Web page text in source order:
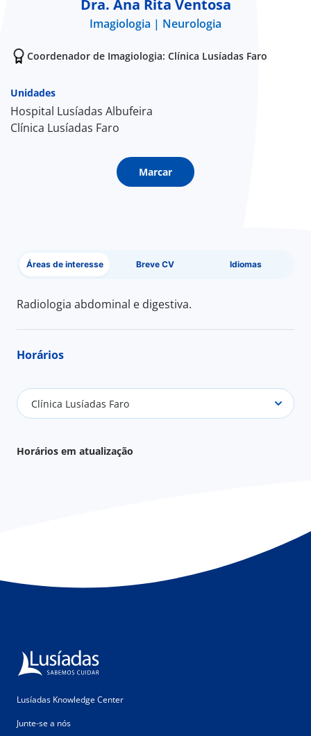
Dra. Ana Rita Ventosa
Imagiologia Neurologia
Coordenador de Imagiologia: Clínica Lusíadas Faro
Unidades
Hospital Lusíadas Albufeira
Clínica Lusíadas Faro
Marcar
Áreas de interesse Breve CV Idiomas
Radiologia abdominal e digestiva.
Horários
Clínica Lusíadas Faro
Horários em atualização
Lusíadas Knowledge Center
Junte-se a nós